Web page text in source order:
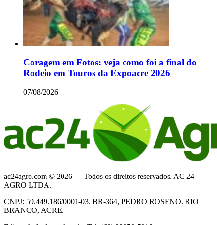
Coragem em Fotos: veja como foi a final do
Rodeio em Touros da Expoacre 2026
07/08/2026
ac24agro.com © 2026 — Todos os direitos reservados. AC 24
AGRO LTDA.
CNPJ: 59.449.186/0001-03. BR-364, PEDRO ROSENO. RIO
BRANCO, ACRE.